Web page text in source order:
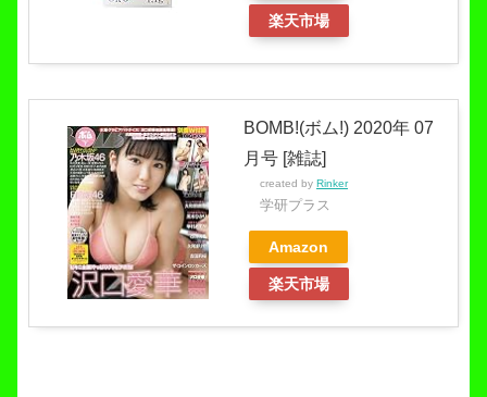
楽天市場
BOMB!(ボム!) 2020年 07
月号 [雑誌]
created by Rinker
学研プラス
Amazon
楽天市場